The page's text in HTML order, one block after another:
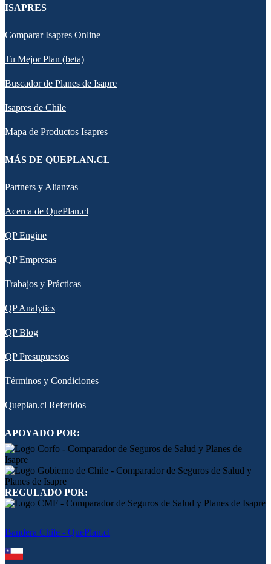
ISAPRES
Comparar Isapres Online
Tu Mejor Plan (beta)
Buscador de Planes de Isapre
Isapres de Chile
Mapa de Productos Isapres
MÁS DE QUEPLAN.CL
Partners y Alianzas
Acerca de QuePlan.cl
QP Engine
QP Empresas
Trabajos y Prácticas
QP Analytics
QP Blog
QP Presupuestos
Términos y Condiciones
Queplan.cl Referidos
APOYADO POR:
REGULADO POR:
Bandera Chile - QuePlan.cl